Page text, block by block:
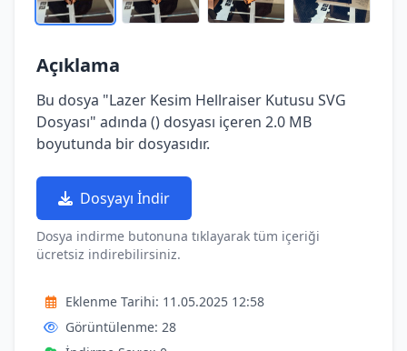
Açıklama
Bu dosya "Lazer Kesim Hellraiser Kutusu SVG
Dosyası" adında () dosyası içeren 2.0 MB
boyutunda bir dosyasıdır.
Dosyayı İndir
Dosya indirme butonuna tıklayarak tüm içeriği
ücretsiz indirebilirsiniz.
Eklenme Tarihi: 11.05.2025 12:58
Görüntülenme: 28